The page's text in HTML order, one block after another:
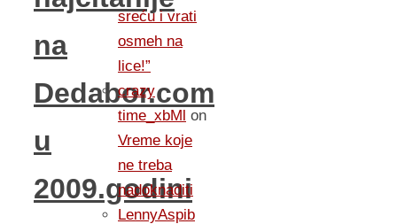
na
Dedabor.com
u
2009.godini
sreću i vrati
osmeh na
lice!”
crazy
time_xbMl on
Vreme koje
ne treba
nadoknaditi
LennyAspib